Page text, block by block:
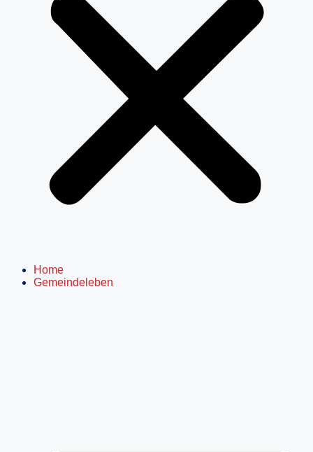
Home
Gemeindeleben